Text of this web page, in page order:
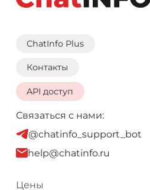
ChatInfo Plus
Контакты
API доступ
Связаться с нами:
@chatinfo_support_bot
help@chatinfo.ru
Цены